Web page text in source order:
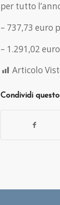
per tutto
– 737,73 euro
– 1.291,02
Articolo
Condividi